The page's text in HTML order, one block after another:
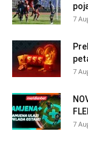
7
7
7